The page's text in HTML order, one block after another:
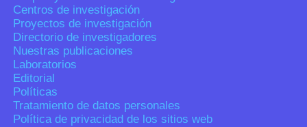
Centros de investigación
Proyectos de investigación
Directorio de investigadores
Nuestras publicaciones
Laboratorios
Editorial
Políticas
Tratamiento de datos personales
Política de privacidad de los sitios web